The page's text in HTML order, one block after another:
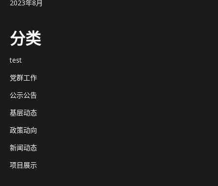
2023年8月
分类
test
党群工作
公示公告
基层动态
政策动向
新闻动态
项目展示